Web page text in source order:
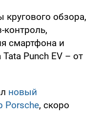
обзора,
контроль,
смартфона и
Punch EV – от
новый
Porsche, скоро